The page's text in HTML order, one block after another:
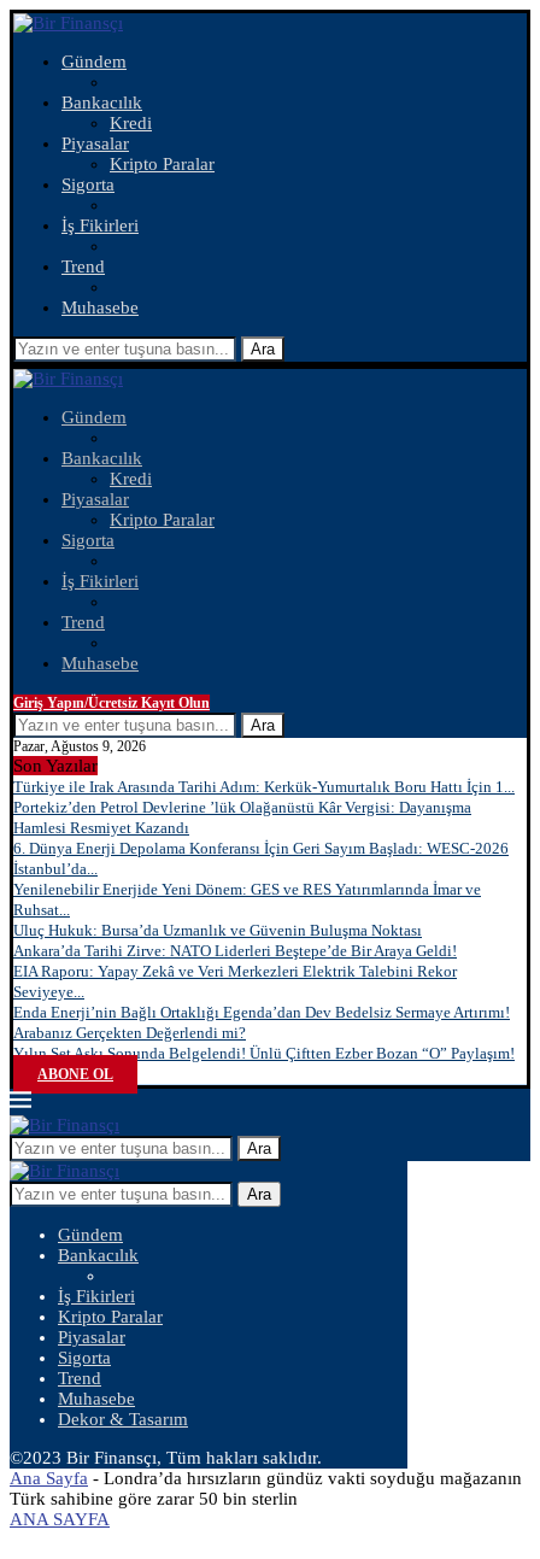
Gündem
Bankacılık
Kredi
Piyasalar
Kripto Paralar
Sigorta
İş Fikirleri
Trend
Muhasebe
Ara
Gündem
Bankacılık
Kredi
Piyasalar
Kripto Paralar
Sigorta
İş Fikirleri
Trend
Muhasebe
Giriş Yapın/Ücretsiz Kayıt Olun
Ara
Pazar, Ağustos 9, 2026
Son Yazılar
Türkiye ile Irak Arasında Tarihi Adım: Kerkük-Yumurtalık Boru Hattı İçin 1...
Portekiz’den Petrol Devlerine ’lük Olağanüstü Kâr Vergisi: Dayanışma
Hamlesi Resmiyet Kazandı
6. Dünya Enerji Depolama Konferansı İçin Geri Sayım Başladı: WESC-2026
İstanbul’da...
Yenilenebilir Enerjide Yeni Dönem: GES ve RES Yatırımlarında İmar ve
Ruhsat...
Uluç Hukuk: Bursa’da Uzmanlık ve Güvenin Buluşma Noktası
Ankara’da Tarihi Zirve: NATO Liderleri Beştepe’de Bir Araya Geldi!
EIA Raporu: Yapay Zekâ ve Veri Merkezleri Elektrik Talebini Rekor
Seviyeye...
Enda Enerji’nin Bağlı Ortaklığı Egenda’dan Dev Bedelsiz Sermaye Artırımı!
Arabanız Gerçekten Değerlendi mi?
Yılın Set Aşkı Sonunda Belgelendi! Ünlü Çiftten Ezber Bozan “O” Paylaşım!
ABONE OL
Ara
Ara
Gündem
Bankacılık
İş Fikirleri
Kripto Paralar
Piyasalar
Sigorta
Trend
Muhasebe
Dekor & Tasarım
©2023 Bir Finansçı, Tüm hakları saklıdır.
Ana Sayfa - Londra’da hırsızların gündüz vakti soyduğu mağazanın
Türk sahibine göre zarar 50 bin sterlin
ANA SAYFA